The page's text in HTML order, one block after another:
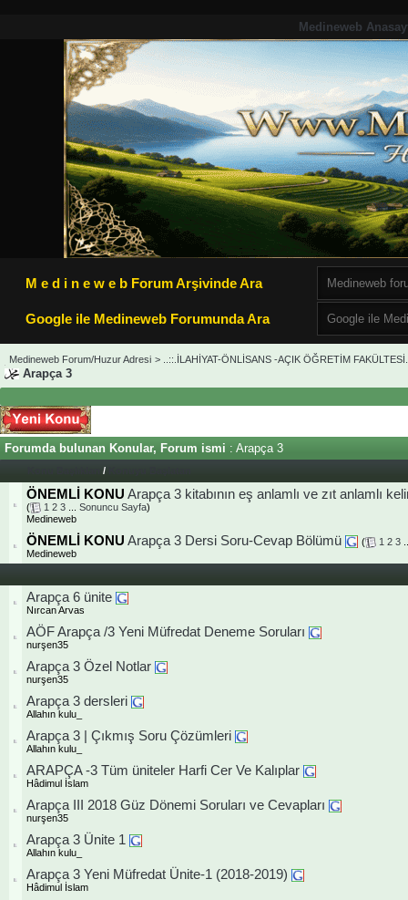
Medineweb
M e d i n e w e b Forum Arşivinde Ara
Google ile Medineweb Forumunda Ara
Medineweb Forum/Huzur Adresi > ..::.İLAHİYAT-ÖNLİSANS -AÇIK ÖĞRETİM
Arapça 3
Forumda bulunan Konular, Forum ismi : Arapça 3
/
ÖNEMLİ KONU Arapça 3 kitabının eş anlamlı ve zıt anlamlı
( 1 2 3 Sonuncu Sayfa)
Medineweb
ÖNEMLİ KONU Arapça 3 Dersi Soru-Cevap Bölümü ( 1 2 3
Medineweb
Arapça 6 ünite
Nırcan Arvas
AÖF Arapça /3 Yeni Müfredat Deneme Soruları
nurşen35
Arapça 3 Özel Notlar
nurşen35
Arapça 3 dersleri
Allahın kulu_
Arapça 3 | Çıkmış Soru Çözümleri
Allahın kulu_
ARAPÇA -3 Tüm üniteler Harfi Cer Ve Kalıplar
Hâdimul İslam
Arapça III 2018 Güz Dönemi Soruları ve Cevapları
nurşen35
Arapça 3 Ünite 1
Allahın kulu_
Arapça 3 Yeni Müfredat Ünite-1 (2018-2019)
Hâdimul İslam